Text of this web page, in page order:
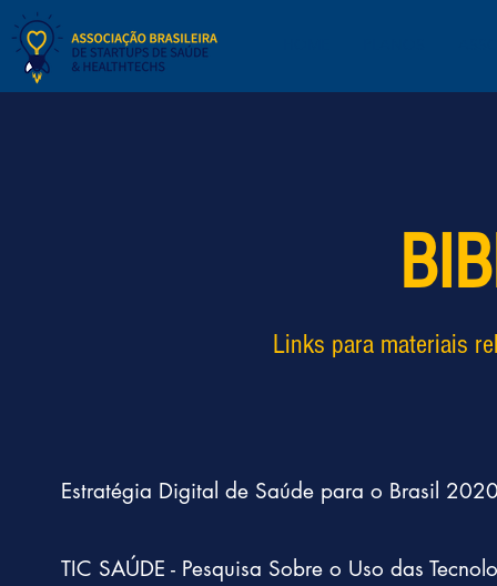
Links para materiais
Estratégia Digital de Saúde para o Brasil
TIC SAÚDE - Pesquisa Sobre o Uso das